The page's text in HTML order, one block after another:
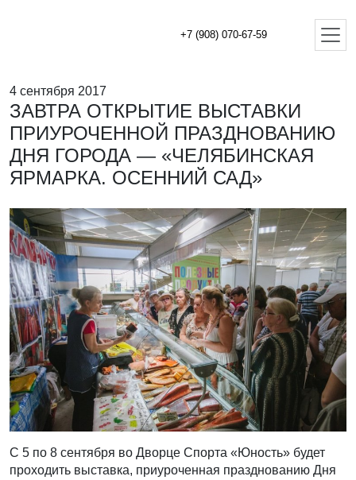
+7 (908) 070-67-59
4 сентября 2017
ЗАВТРА ОТКРЫТИЕ ВЫСТАВКИ
ПРИУРОЧЕННОЙ ПРАЗДНОВАНИЮ
ДНЯ ГОРОДА — «ЧЕЛЯБИНСКАЯ
ЯРМАРКА. ОСЕННИЙ САД»
С 5 по 8 сентября во Дворце Спорта «Юность» будет
проходить выставка, приуроченная празднованию Дня